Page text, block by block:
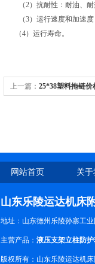
（2）抗耐性：耐油、
（3）运行速度和加速
（4）运行寿命。
上一篇： 25*38塑料拖链
网站首页 关
山东乐陵运达机床
地址：山东德州乐陵孙寨工
主营产品： 液压支架立柱防
版权所有：山东乐陵运达机